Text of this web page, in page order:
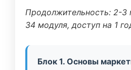
Продолжительность: 2-3
34 модуля, доступ на 1
Блок 1. Основы